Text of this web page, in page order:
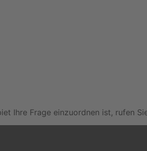
Ihre Frage einzuordnen ist, rufen